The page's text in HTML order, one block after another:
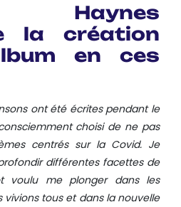
Haynes
la création
en ces
ont été écrites pendant le
choisi de ne pas
centrés sur la Covid. Je
différentes facettes de
voulu me plonger dans les
tous et dans la nouvelle